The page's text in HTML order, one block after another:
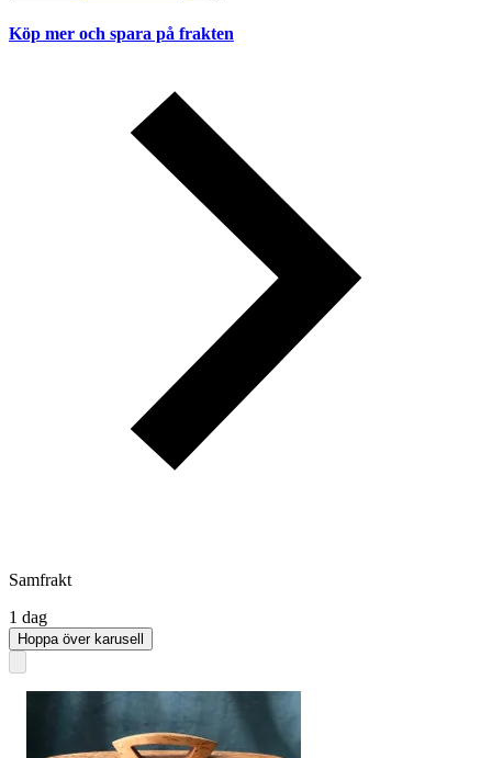
Köp mer och spara på frakten
Samfrakt
1 dag
Hoppa över karusell